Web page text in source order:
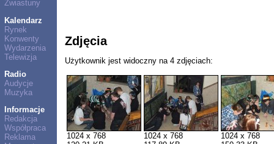
Zwiastuny
Kalendarz
Rynek
Konwenty
Wydarzenia
Telewizja
Radio
Audycje
Muzyka
Informacje
Redakcja
Współpraca
Reklama
Zdjęcia
Użytkownik jest widoczny na 4 zdjęciach:
1024 x 768
1024 x 768
1024 x 768